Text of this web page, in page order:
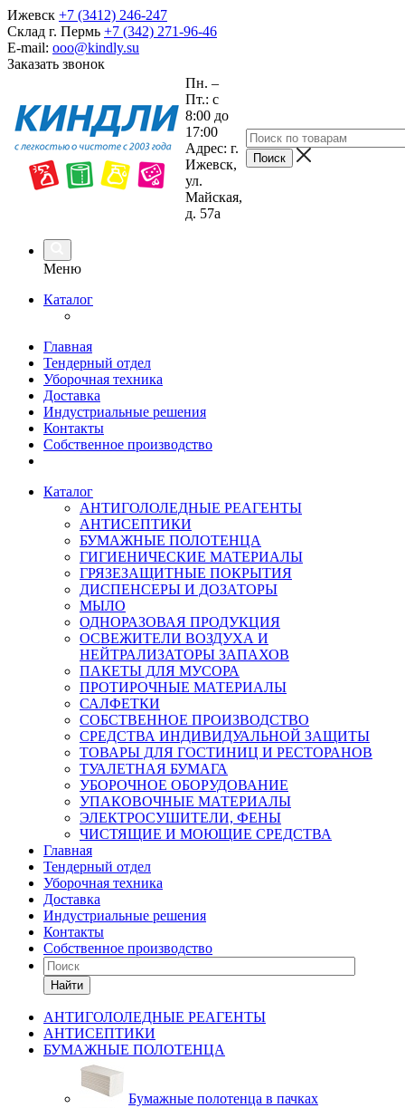
Ижевск +7 (3412) 246-247
Склад г. Пермь +7 (342) 271-96-46
E-mail: ooo@kindly.su
Заказать звонок
Пн. –
Пт.: с
8:00 до
17:00
Адрес: г.
Ижевск,
ул.
Майская,
д. 57а
Меню
Каталог
Главная
Тендерный отдел
Уборочная техника
Доставка
Индустриальные решения
Контакты
Собственное производство
Каталог
АНТИГОЛОЛЕДНЫЕ РЕАГЕНТЫ
АНТИСЕПТИКИ
БУМАЖНЫЕ ПОЛОТЕНЦА
ГИГИЕНИЧЕСКИЕ МАТЕРИАЛЫ
ГРЯЗЕЗАЩИТНЫЕ ПОКРЫТИЯ
ДИСПЕНСЕРЫ И ДОЗАТОРЫ
МЫЛО
ОДНОРАЗОВАЯ ПРОДУКЦИЯ
ОСВЕЖИТЕЛИ ВОЗДУХА И
НЕЙТРАЛИЗАТОРЫ ЗАПАХОВ
ПАКЕТЫ ДЛЯ МУСОРА
ПРОТИРОЧНЫЕ МАТЕРИАЛЫ
САЛФЕТКИ
СОБСТВЕННОЕ ПРОИЗВОДСТВО
СРЕДСТВА ИНДИВИДУАЛЬНОЙ ЗАЩИТЫ
ТОВАРЫ ДЛЯ ГОСТИНИЦ И РЕСТОРАНОВ
ТУАЛЕТНАЯ БУМАГА
УБОРОЧНОЕ ОБОРУДОВАНИЕ
УПАКОВОЧНЫЕ МАТЕРИАЛЫ
ЭЛЕКТРОСУШИТЕЛИ, ФЕНЫ
ЧИСТЯЩИЕ И МОЮЩИЕ СРЕДСТВА
Главная
Тендерный отдел
Уборочная техника
Доставка
Индустриальные решения
Контакты
Собственное производство
Найти
АНТИГОЛОЛЕДНЫЕ РЕАГЕНТЫ
АНТИСЕПТИКИ
БУМАЖНЫЕ ПОЛОТЕНЦА
Бумажные полотенца в пачках